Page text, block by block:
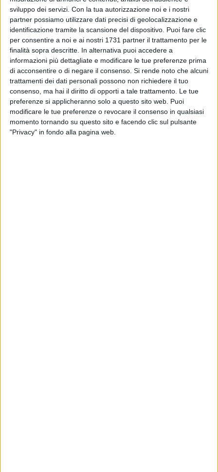
sviluppo dei servizi. Con la tua autorizzazione noi e i nostri
partner possiamo utilizzare dati precisi di geolocalizzazione e
identificazione tramite la scansione del dispositivo. Puoi fare clic
per consentire a noi e ai nostri 1731 partner il trattamento per le
finalità sopra descritte. In alternativa puoi accedere a
informazioni più dettagliate e modificare le tue preferenze prima
di acconsentire o di negare il consenso. Si rende noto che alcuni
trattamenti dei dati personali possono non richiedere il tuo
consenso, ma hai il diritto di opporti a tale trattamento. Le tue
preferenze si applicheranno solo a questo sito web. Puoi
modificare le tue preferenze o revocare il consenso in qualsiasi
momento tornando su questo sito e facendo clic sul pulsante
"Privacy" in fondo alla pagina web.
agosto
BARI - 4 AGOSTO 2026
Problemi raccolta plastica in Puglia: le parole
dell'assessora Ciliento
BARI - 4 AGOSTO 2026
Ospedale Giovanni XXIII di Bari, Cristian
Mirabile è il nuovo direttore di anestesia e
rianimazione
BARI - 4 AGOSTO 2026
Strade Sicure, l’Esercito celebra l’anniversario
dell’operazione: i numeri in Puglia e Basilicata